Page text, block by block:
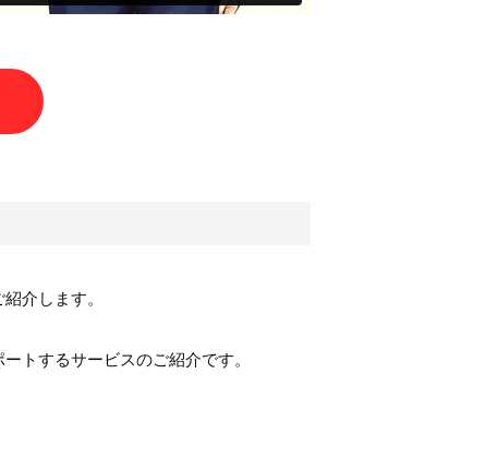
介します。
トするサービスのご紹介です。